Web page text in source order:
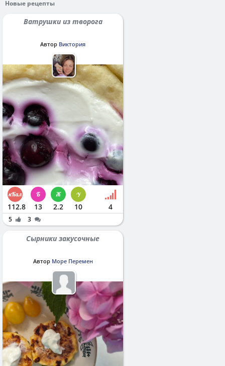
Новые рецепты
Ватрушки из творога
Автор Виктория
112.8 13 2.2 10 4
5 3
Сырники закусочные
Автор Море Перемен